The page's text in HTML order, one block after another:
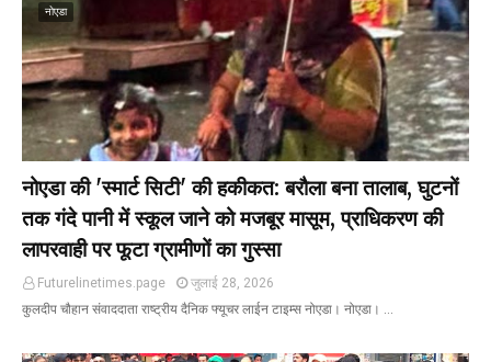
नोएडा
नोएडा की 'स्मार्ट सिटी' की हकीकत: बरौला बना तालाब, घुटनों
तक गंदे पानी में स्कूल जाने को मजबूर मासूम, प्राधिकरण की
लापरवाही पर फूटा ग्रामीणों का गुस्सा
Futurelinetimes.page
जुलाई 28, 2026
कुलदीप चौहान संवाददाता राष्ट्रीय दैनिक फ्यूचर लाईन टाइम्स नोएडा। नोएडा। …